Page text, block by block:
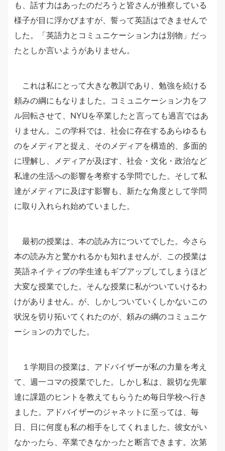
も、話す力はあったのだろうと皆さんが推察している
様子が目に浮かびますが、誓って英語はできませんで
した。「英語力とコミュニケーション力は別物」だっ
たとしか言いようがありません。
これは私にとって大きな教訓であり、勉強を続ける
頼みの綱にもなりました。コミュニケーション力をフ
ル回転させて、NYUを卒業したと言っても過言ではあ
りません。この学科では、社会に存在するあらゆるも
のをメディアと捉え、そのメディアを構造的、多面的
に理解し、メディアが及ぼす、社会・文化・政治など
私達の生活への影響を考察する学問でした。そして私
達がメディアに及ぼす影響も、新たな角度として学問
に取り入れられ始めていました。
最初の授業は、本の読み方についてでした。今さら
本の読み方と驚かれるかも知れませんが、この授業は
英語ネイティブの学生達もギブアップしてしまうほど
大変な授業でした。そんな授業に私がついていけるわ
けがありません。が、しかしついていくしかないこの
状況を切り拓いてくれたのが、頼みの綱のコミュニケ
ーションの力でした。
１学期目の授業は、アドバイザーが私の力量を考え
て、週一コマの授業でした。しかし私は、親切な先輩
達に課題のヒントを教えてもらうため毎日学校へ行き
ました。アドバイザーのジャネットに至っては、毎
日、日に何度も私の相手をしてくれました。彼女がい
なかったら、卒業できなかったと断言できます。次第